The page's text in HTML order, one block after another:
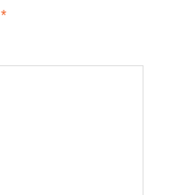
*